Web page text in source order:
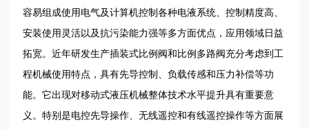
容易组成使用电气及计算机控制各种电液系统、控制精度高、
安装使用灵活以及抗污染能力强等多方面优点，应用领域日益
拓宽。近年研发生产插装式比例阀和比例多路阀充分考虑到工
程机械使用特点，具有先导控制、负载传感和压力补偿等功
能。它出现对移动式液压机械整体技术水平提升具有重要意
义。特别是电控先导操作、无线遥控和有线遥控操作等方面展